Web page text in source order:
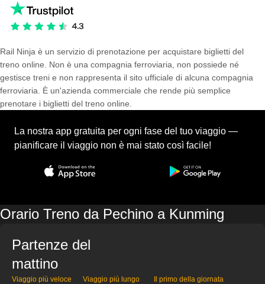
Rail Ninja è un servizio di prenotazione per acquistare biglietti del
treno online. Non è una compagnia ferroviaria, non possiede né
gestisce treni e non rappresenta il sito ufficiale di alcuna compagnia
ferroviaria. È un'azienda commerciale che rende più semplice
prenotare i biglietti del treno online.
La nostra app gratuita per ogni fase del tuo viaggio —
pianificare il viaggio non è mai stato così facile!
Orario Treno da Pechino a Kunming
Partenze del
mattino
Viaggio più veloce Viaggio più lungo Il primo della giornata